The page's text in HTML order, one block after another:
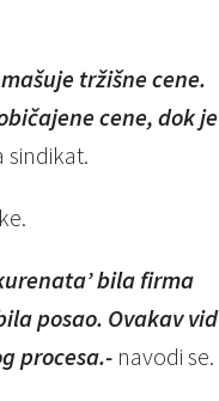
tržišne cene.
cene, dok je
sindikat.
bila firma
posao. Ovakav vid
procesa.- navodi se.